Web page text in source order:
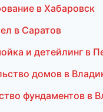
в Хабаровск
в Саратов
и детейлинг в
домов в
фундаментов в